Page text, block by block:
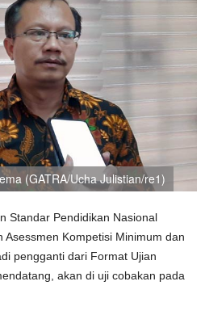
(GATRA/Ucha Julistian/re1)
Standar Pendidikan Nasional
Asessmen Kompetisi Minimum dan
pengganti dari Format Ujian
akan di uji cobakan pada